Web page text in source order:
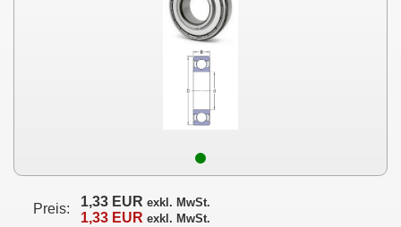
Preis: 1,33 EUR exkl. MwSt.
1,33 EUR exkl. MwSt.